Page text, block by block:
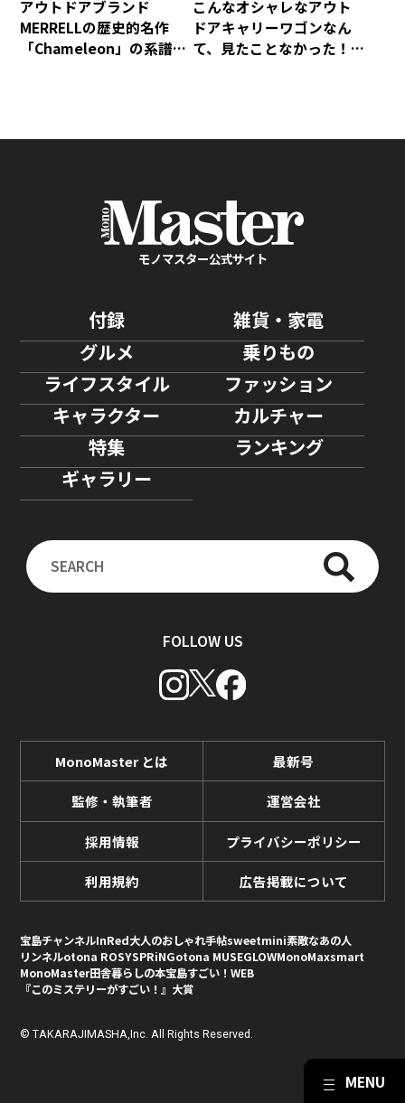
アウトドアブランド
MERRELLの歴史的名作
「Chameleon」の系譜を
こんなオシャレなアウト
ドアキャリーワゴンなん
て、見たことなかった！
モノマスター公式サイト
付録
雑貨・家電
グルメ
乗りもの
ライフスタイル
ファッション
キャラクター
カルチャー
特集
ランキング
ギャラリー
FOLLOW US
MonoMaster とは 最新号
監修・執筆者 運営会社
採用情報 プライバシーポリシー
利用規約 広告掲載について
宝島チャンネルInRed大人のおしゃれ手帖sweetmini素敵なあの人
リンネルotona ROSYSPRiNGotona MUSEGLOWMonoMaxsmart
MonoMaster田舎暮らしの本宝島すごい！WEB
『このミステリーがすごい！』大賞
© TAKARAJIMASHA,Inc. All Rights Reserved.